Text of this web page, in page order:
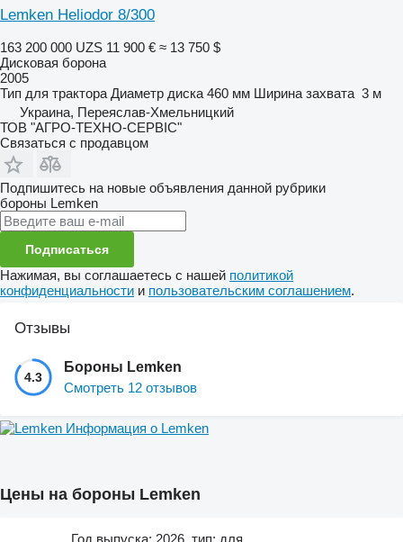
Lemken Heliodor 8/300
163 200 000 UZS 11 900 € ≈ 13 750 $
Дисковая борона
2005
Тип для трактора Диаметр диска 460 мм Ширина захвата 3 м
Украина, Переяслав-Хмельницкий
ТОВ "АГРО-ТЕХНО-СЕРВІС"
Связаться с продавцом
Подпишитесь на новые объявления данной рубрики
бороны Lemken
Подписаться
Нажимая, вы соглашаетесь с нашей политикой
конфиденциальности и пользовательским соглашением.
Отзывы
4.3
Бороны Lemken
Смотреть 12 отзывов
Информация о Lemken
Цены на бороны Lemken
Год выпуска: 2026, тип: для